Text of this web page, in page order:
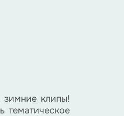
клипы!
тематическое